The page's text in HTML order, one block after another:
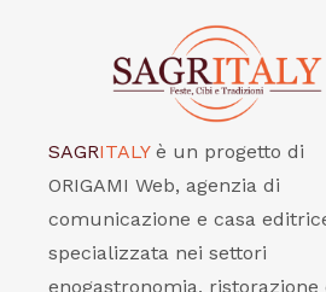
SAGRITALY è un progetto di
ORIGAMI Web, agenzia di
comunicazione e casa
specializzata nei settori
enogastronomia, ristorazione